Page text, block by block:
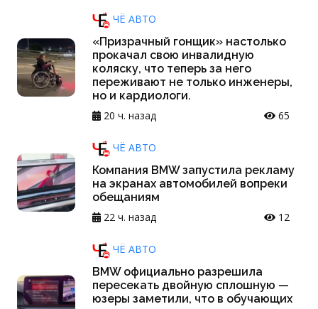
ЧЁ АВТО
«Призрачный гонщик» настолько
прокачал свою инвалидную
коляску, что теперь за него
переживают не только инженеры,
но и кардиологи.
20 ч. назад
65
ЧЁ АВТО
Компания BMW запустила рекламу
на экранах автомобилей вопреки
обещаниям
22 ч. назад
12
ЧЁ АВТО
BMW официально разрешила
пересекать двойную сплошную —
юзеры заметили, что в обучающих